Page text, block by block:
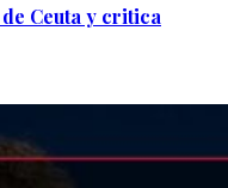
Ceuta y critica